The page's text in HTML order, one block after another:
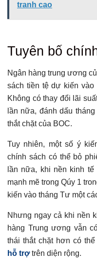
tranh cao
Tuyên bố
Ngân hàng trung ương
sách tiền tệ dự kiến ​​vào
Không có thay đổi lãi
lần nữa, đánh dấu
thắt chặt của BOC.
Tuy nhiên, một số ý
chính sách có thể bỏ
lần nữa, khi nền kinh
mạnh mẽ trong Qúy 1
kiến ​​vào tháng Tư một
Nhưng ngay cả khi nền
hàng Trung ương vẫn
thái thắt chặt hơn có
hỗ trợtrên diện rộng.